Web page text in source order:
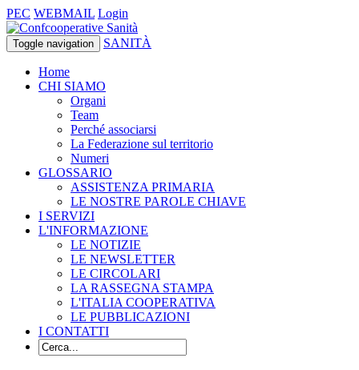
PEC WEBMAIL Login
Toggle navigation SANITÀ
Home
CHI SIAMO
Organi
Team
Perché associarsi
La Federazione sul territorio
Numeri
GLOSSARIO
ASSISTENZA PRIMARIA
LE NOSTRE PAROLE CHIAVE
I SERVIZI
L'INFORMAZIONE
LE NOTIZIE
LE NEWSLETTER
LE CIRCOLARI
LA RASSEGNA STAMPA
L'ITALIA COOPERATIVA
LE PUBBLICAZIONI
I CONTATTI